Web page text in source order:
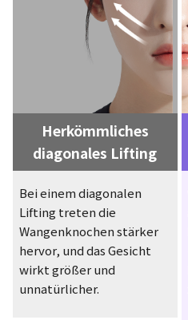
Herkömmliches
diagonales Lifting
Bei einem diagonalen
Lifting treten die
Wangenknochen stärker
hervor, und das Gesicht
wirkt größer und
unnatürlicher.